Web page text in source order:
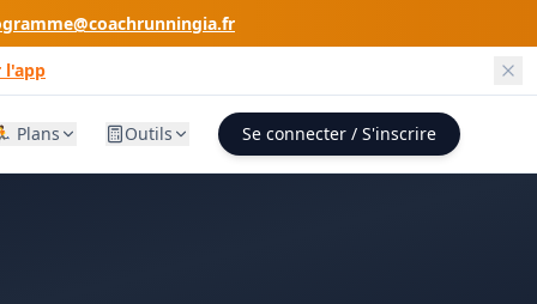
l'app
Plans Outils Se connecter / S'inscrire